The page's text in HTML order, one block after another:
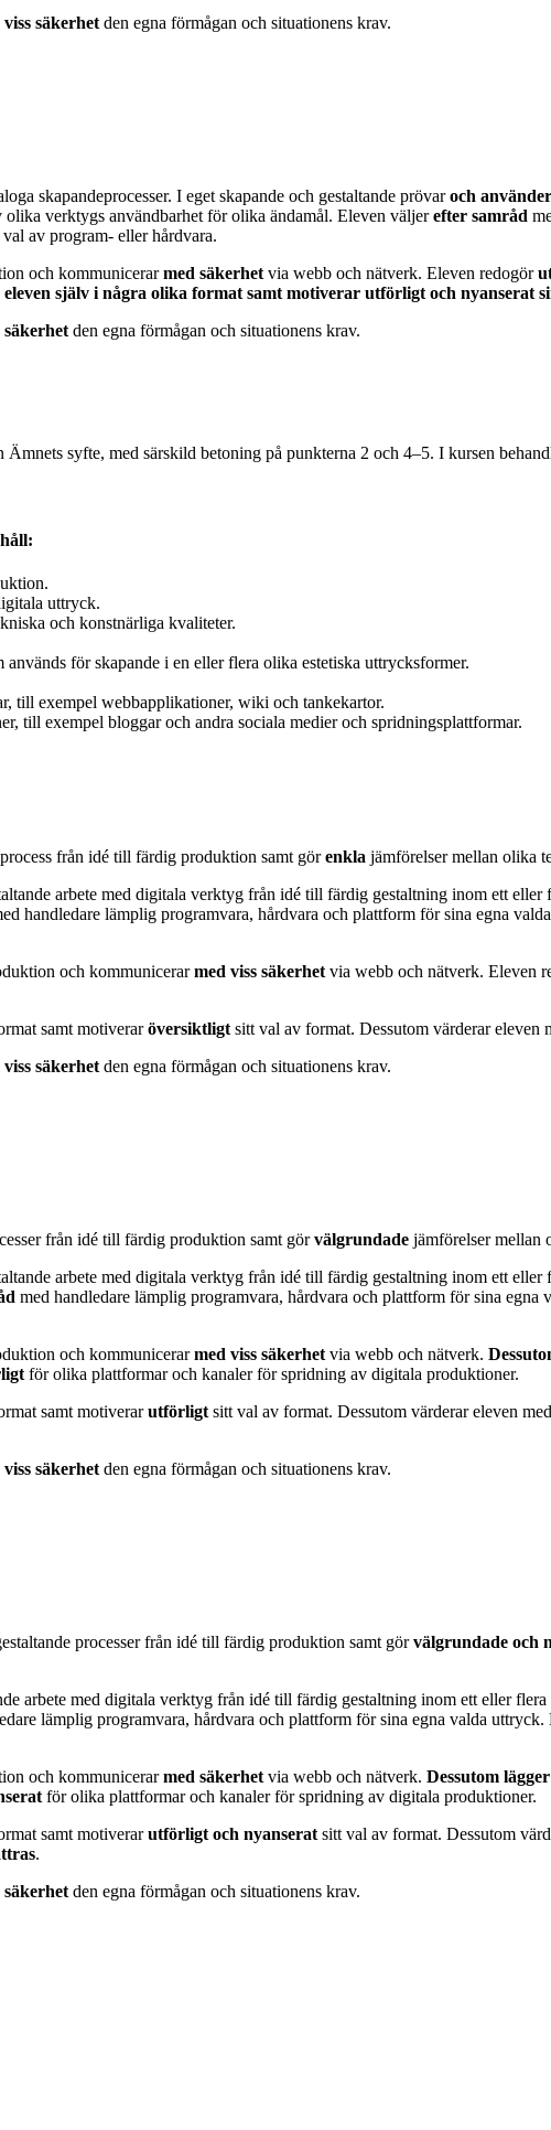
viss säkerhet den egna förmågan och situationens krav.
skapandeprocesser. I eget skapande och gestaltande prövaroch använder
olika verktygs användbarhet för olika ändamål. Eleven väljerefter samråd
val av program- eller hårdvara.
och kommunicerarmed säkerhet via webb och nätverk. Eleven redogör
själv i några olika format samt motiverar utförligt och nyanserat
säkerhet den egna förmågan och situationens krav.
syfte, med särskild betoning på punkterna 2 och 4–5. I kursen
uttryck.
och konstnärliga kvaliteter.
för skapande i en eller flera olika estetiska uttrycksformer.
till exempel webbapplikationer, wiki och tankekartor.
till exempel bloggar och andra sociala medier och spridningsplattformar.
från idé till färdig produktion samt görenkla jämförelser mellan olika
arbete med digitala verktyg från idé till färdig gestaltning inom ett
handledare lämplig programvara, hårdvara och plattform för sina egna
och kommunicerarmed viss säkerhet via webb och nätverk. Eleven
samt motiveraröversiktligt sitt val av format. Dessutom värderar eleven
viss säkerhet den egna förmågan och situationens krav.
från idé till färdig produktion samt görvälgrundade jämförelser mellan
arbete med digitala verktyg från idé till färdig gestaltning inom ett
med handledare lämplig programvara, hårdvara och plattform för sina egna
och kommunicerarmed viss säkerhet via webb och nätverk.
för olika plattformar och kanaler för spridning av digitala produktioner.
samt motiverarutförligt sitt val av format. Dessutom värderar eleven med
viss säkerhet den egna förmågan och situationens krav.
processer från idé till färdig produktion samt görvälgrundade och
arbete med digitala verktyg från idé till färdig gestaltning inom ett eller
lämplig programvara, hårdvara och plattform för sina egna valda uttryck.
och kommunicerarmed säkerhet via webb och nätverk. Dessutom
för olika plattformar och kanaler för spridning av digitala produktioner.
samt motiverarutförligt och nyanserat sitt val av format. Dessutom
.
säkerhet den egna förmågan och situationens krav.